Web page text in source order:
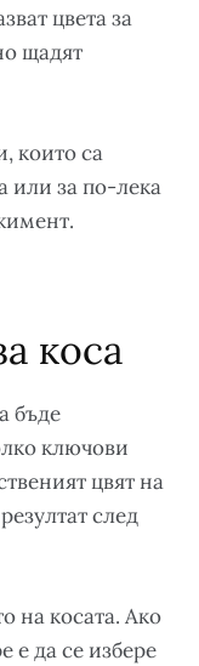
цвета за
щадят
които са
или за по-лека
коса
бъде
ключови
цвят на
след
на косата. Ако
е да се избере